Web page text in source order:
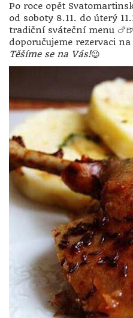
Po roce opět
od soboty 8.11. do úterý
tradiční sváteční menu
doporučujeme rezervaci
Těšíme se na Vás!😉